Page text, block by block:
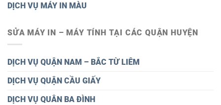
DỊCH VỤ MÁY IN MÀU
SỬA MÁY IN – MÁY TÍNH TẠI CÁC QUẬN HUYỆN
DỊCH VỤ QUẬN NAM – BẮC TỪ LIÊM
DỊCH VỤ QUẬN CẦU GIẤY
DỊCH VỤ QUÂN BA ĐÌNH